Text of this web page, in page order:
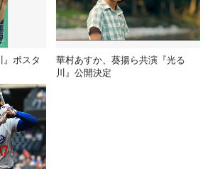
ポスタ
華村あすか、葵揚ら共演『光る
川』公開決定